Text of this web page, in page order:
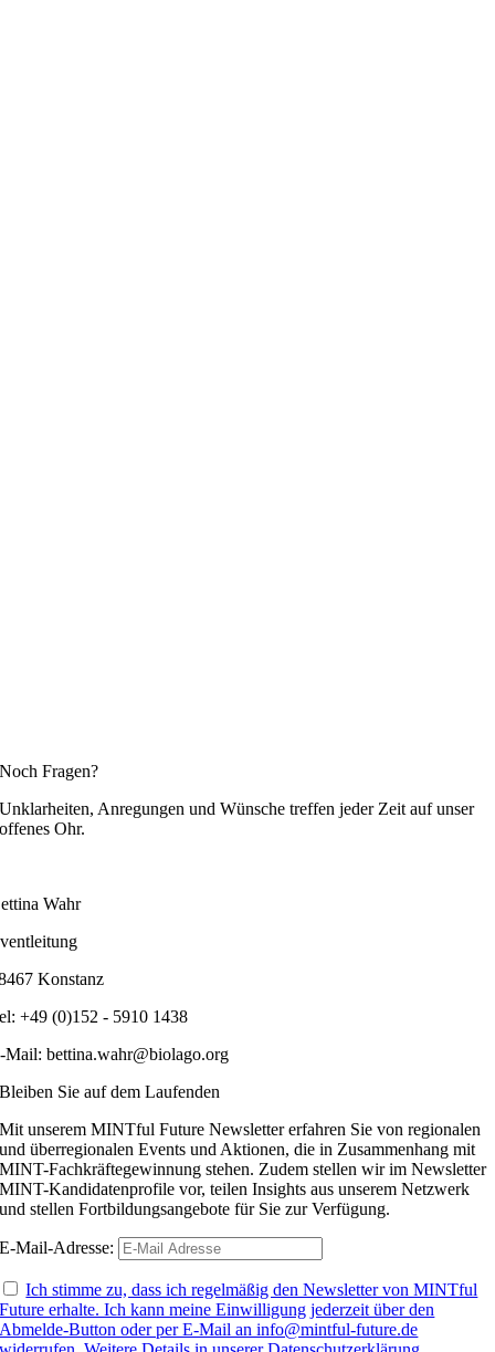
Noch Fragen?
Unklarheiten, Anregungen und Wünsche treffen jeder Zeit auf unser
offenes Ohr.
Wahr
Konstanz
+49 (0)152 - 5910 1438
Mail: bettina.wahr@biolago.org
Bleiben Sie auf dem Laufenden
Mit unserem MINTful Future Newsletter erfahren Sie von regionalen
und überregionalen Events und Aktionen, die in Zusammenhang mit
MINT-Fachkräftegewinnung stehen. Zudem stellen wir im Newsletter
MINT-Kandidatenprofile vor, teilen Insights aus unserem Netzwerk
und stellen Fortbildungsangebote für Sie zur Verfügung.
E-Mail-Adresse:
Ich stimme zu, dass ich regelmäßig den Newsletter von MINTful
Future erhalte. Ich kann meine Einwilligung jederzeit über den
Abmelde-Button oder per E-Mail an info@mintful-future.de